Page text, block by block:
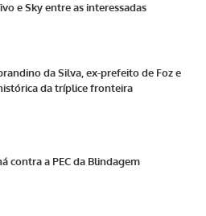
e Sky entre as interessadas
da Silva, ex-prefeito de Foz e
da tríplice fronteira
contra a PEC da Blindagem